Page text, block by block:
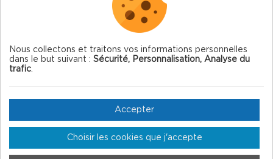
© 2026 Villard-de-Lans — Tous droits réservés
Gestion des cookies
Nous collectons et traitons vos informations personnelles
dans le but suivant : Sécurité, Personnalisation, Analyse du
trafic.
Accepter
Choisir les cookies que j'accepte